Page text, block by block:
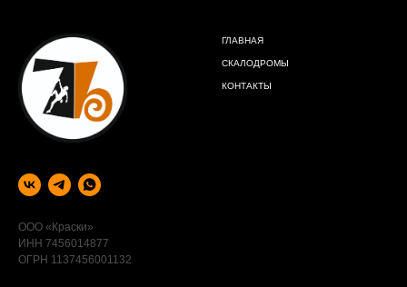
ООО «Краски»
ИНН 7456014877
ОГРН 1137456001132
ГЛАВНАЯ
СКАЛОДРОМЫ
КОНТАКТЫ